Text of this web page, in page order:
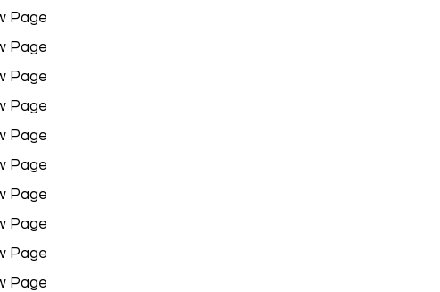
Page
Page
Page
Page
Page
Page
Page
Page
Page
Page